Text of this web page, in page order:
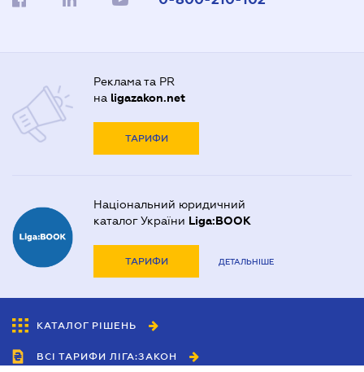
Реклама та PR
на ligazakon.net
ТАРИФИ
Національний юридичний
каталог України Liga:BOOK
ТАРИФИ ДЕТАЛЬНІШЕ
КАТАЛОГ РІШЕНЬ
ВСІ ТАРИФИ ЛІГА:ЗАКОН